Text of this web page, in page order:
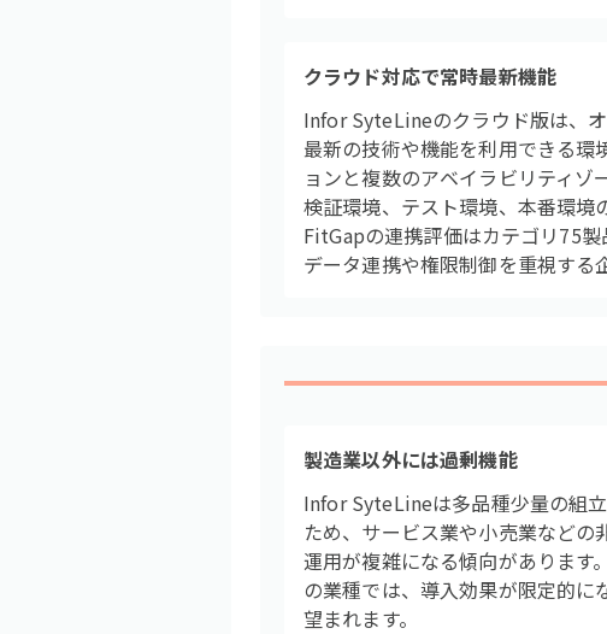
クラウド対応で常時最新機能
Infor SyteLineのクラウド版は、
最新の技術や機能を利用できる環
ョンと複数のアベイラビリティゾ
検証環境、テスト環境、本番環境
FitGapの連携評価はカテゴリ75
データ連携や権限制御を重視する
製造業以外には過剰機能
Infor SyteLineは多品種少量の組
ため、サービス業や小売業などの
運用が複雑になる傾向がありま
の業種では、導入効果が限定的
望まれます。